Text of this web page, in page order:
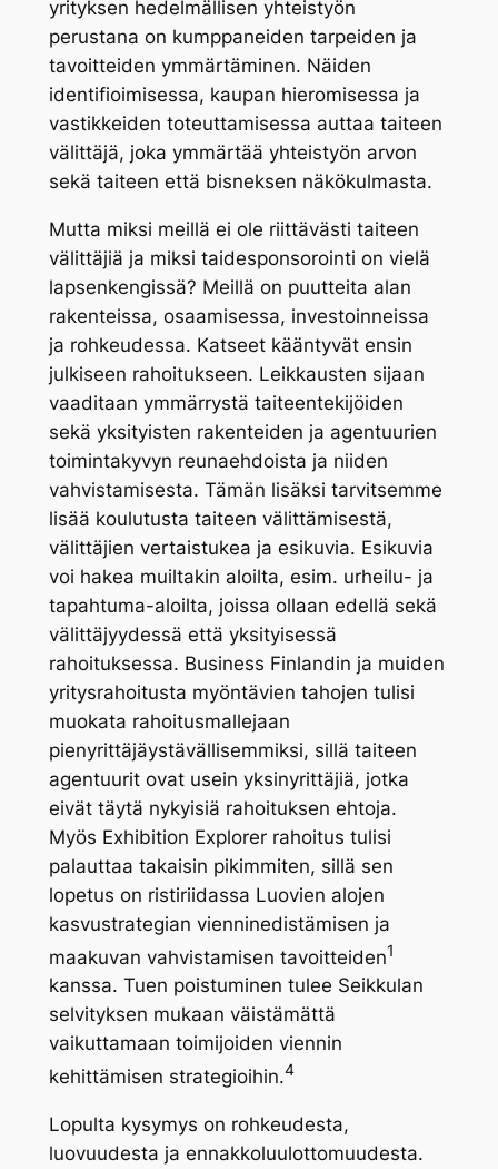
yrityksen hedelmällisen yhteistyön
perustana on kumppaneiden tarpeiden ja
tavoitteiden ymmärtäminen. Näiden
identifioimisessa, kaupan hieromisessa ja
vastikkeiden toteuttamisessa auttaa taiteen
välittäjä, joka ymmärtää yhteistyön arvon
sekä taiteen että bisneksen näkökulmasta.
Mutta miksi meillä ei ole riittävästi taiteen
välittäjiä ja miksi taidesponsorointi on vielä
lapsenkengissä? Meillä on puutteita alan
rakenteissa, osaamisessa, investoinneissa
ja rohkeudessa. Katseet kääntyvät ensin
julkiseen rahoitukseen. Leikkausten sijaan
vaaditaan ymmärrystä taiteentekijöiden
sekä yksityisten rakenteiden ja agentuurien
toimintakyvyn reunaehdoista ja niiden
vahvistamisesta. Tämän lisäksi tarvitsemme
lisää koulutusta taiteen välittämisestä,
välittäjien vertaistukea ja esikuvia. Esikuvia
voi hakea muiltakin aloilta, esim. urheilu- ja
tapahtuma-aloilta, joissa ollaan edellä sekä
välittäjyydessä että yksityisessä
rahoituksessa. Business Finlandin ja muiden
yritysrahoitusta myöntävien tahojen tulisi
muokata rahoitusmallejaan
pienyrittäjäystävällisemmiksi, sillä taiteen
agentuurit ovat usein yksinyrittäjiä, jotka
eivät täytä nykyisiä rahoituksen ehtoja.
Myös Exhibition Explorer rahoitus tulisi
palauttaa takaisin pikimmiten, sillä sen
lopetus on ristiriidassa Luovien alojen
kasvustrategian vienninedistämisen ja
maakuvan vahvistamisen tavoitteiden1
kanssa. Tuen poistuminen tulee Seikkulan
selvityksen mukaan väistämättä
vaikuttamaan toimijoiden viennin
kehittämisen strategioihin.4
Lopulta kysymys on rohkeudesta,
luovuudesta ja ennakkoluulottomuudesta.